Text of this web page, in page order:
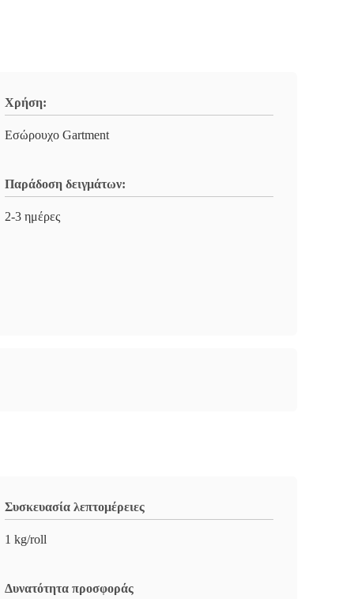
Χρήση:
Εσώρουχο Gartment
Παράδοση δειγμάτων:
2-3 ημέρες
Συσκευασία λεπτομέρειες
1 kg/roll
Δυνατότητα προσφοράς